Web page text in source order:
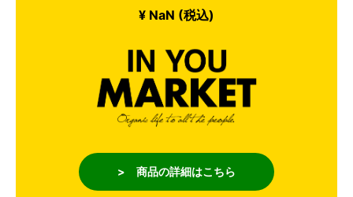
¥ NaN (税込)
> 商品の詳細はこちら